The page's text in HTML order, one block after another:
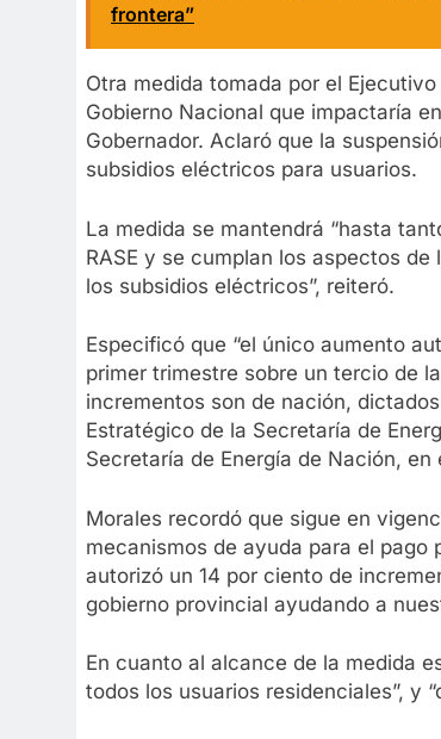
frontera”
Otra medida tomada por el
Gobierno Nacional que impactaría
Gobernador. Aclaró que la
subsidios eléctricos para usuarios.
La medida se mantendrá “hasta
RASE y se cumplan los aspectos
los subsidios eléctricos”, reiteró.
Especificó que “el único aumento
primer trimestre sobre un tercio de
incrementos son de nación,
Estratégico de la Secretaría de
Secretaría de Energía de Nación,
Morales recordó que sigue en
mecanismos de ayuda para el
autorizó un 14 por ciento de
gobierno provincial ayudando a
En cuanto al alcance de la medida
todos los usuarios residenciales”, y